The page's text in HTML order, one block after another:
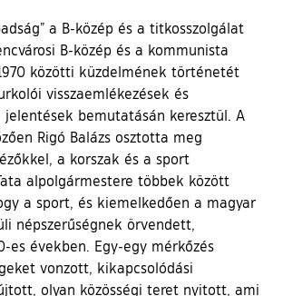
a B-közép és a titkosszolgálat
B-közép és a kommunista
közötti küzdelmének történetét
visszaemlékezések és
bemutatásán keresztül. A
Rigó Balázs osztotta meg
a korszak és a sport
alpolgármestere többek között
a sport, és kiemelkedően a magyar
népszerűségnek örvendett,
es években. Egy-egy mérkőzés
vonzott, kikapcsolódási
olyan közösségi teret nyitott, ami